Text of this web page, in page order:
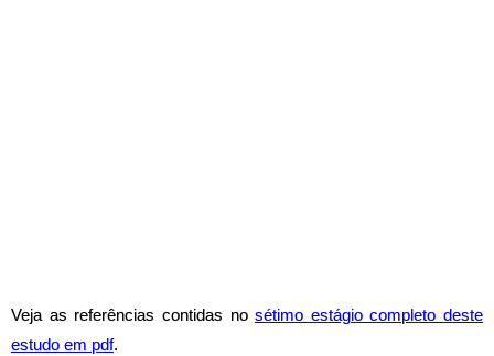
Veja as referências contidas nosétimo estágio completo deste
estudo em pdf.